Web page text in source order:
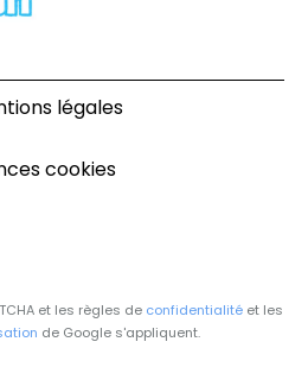
légales
cookies
et les règles de confidentialité et les
de Google s'appliquent.